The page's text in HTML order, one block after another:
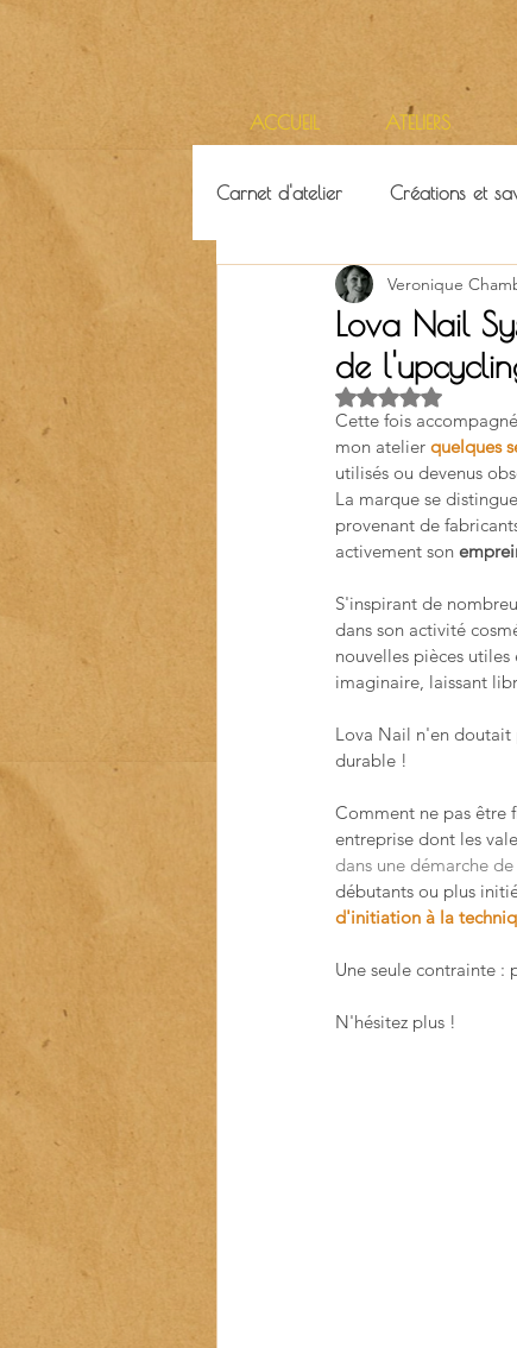
Carnet d'atelier Créations et
Ressources & ambiance
Lova Nail
de
Veronique
Noté NaN étoiles
Cette fois
mon atelier quelques
utilisés ou devenus
La marque se
provenant de
activement son
S'inspirant de
dans son activité
nouvelles pièces
imaginaire, laissant
Lova Nail n'en doutait
durable !
Comment ne pas être
entreprise dont les
dans une démarche
débutants ou plus
d'initiation à la
Une seule contrainte :
N'hésitez plus !
ACCUEIL ATELIERS